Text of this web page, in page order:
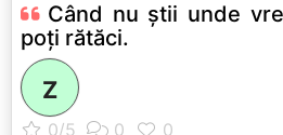
Când nu ştii unde
poţi rătăci.
Z